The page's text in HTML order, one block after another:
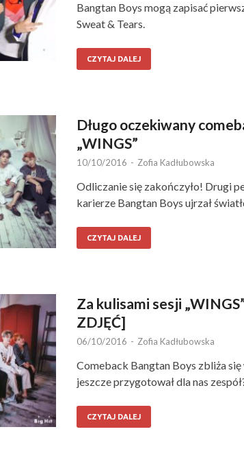
Bangtan Boys mogą zapisać
Sweat & Tears.
CZYTAJ DALEJ
Długo oczekiwany
„WINGS”
10/10/2016 - Zofia Kadłubowska
Odliczanie się zakończyło! Drugi
karierze Bangtan Boys ujrzał
CZYTAJ DALEJ
Za kulisami sesji
ZDJĘĆ]
06/10/2016 - Zofia Kadłubowska
Comeback Bangtan Boys zbliża
jeszcze przygotował dla nas
CZYTAJ DALEJ